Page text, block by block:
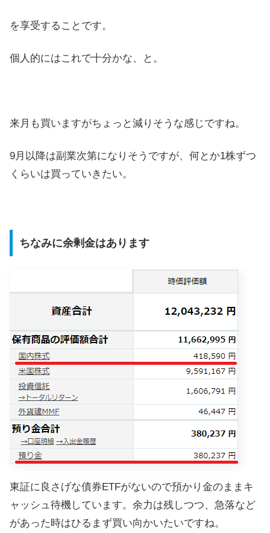
を享受することです。
個人的にはこれで十分かな、と。
来月も買いますがちょっと減りそうな感じですね。
9月以降は副業次第になりそうですが、何とか1株ずつ
くらいは買っていきたい。
ちなみに余剰金はあります
東証に良さげな債券ETFがないので預かり金のままキ
ャッシュ待機しています。余力は残しつつ、急落など
があった時はひるまず買い向かいたいですね。